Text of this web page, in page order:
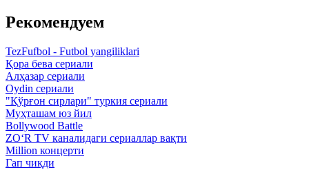
Рекомендуем
TezFufbol - Futbol yangiliklari
Қора бева сериали
Алҳазар сериали
Oydin сериали
"Қўрғон сирлари" туркия сериали
Муҳташам юз йил
Bollywood Battle
ZO‘R TV каналидаги сериаллар вақти
Million концерти
Гап чиқди